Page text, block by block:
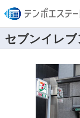
セブンイレブ